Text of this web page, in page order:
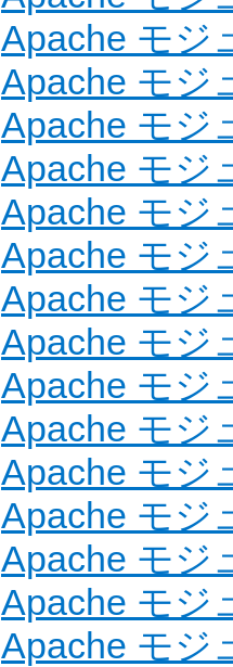
Apache モジ
Apache モジ
Apache モジ
Apache モジ
Apache モジ
Apache モジ
Apache モジ
Apache モジ
Apache モジ
Apache モジ
Apache モジ
Apache モジ
Apache モジ
Apache モジ
Apache モジ